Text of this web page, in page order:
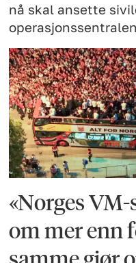
nå skal ansette
operasjonssentralen
«Norges
om mer enn